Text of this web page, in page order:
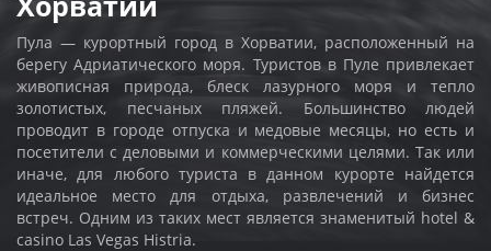
Пула — курортный город в Хорватии, расположенный на
берегу Адриатического моря. Туристов в Пуле привлекает
живописная природа, блеск лазурного моря и тепло
золотистых, песчаных пляжей. Большинство людей
проводит в городе отпуска и медовые месяцы, но есть и
посетители с деловыми и коммерческими целями. Так или
иначе, для любого туриста в данном курорте найдется
идеальное место для отдыха, развлечений и бизнес
встреч. Одним из таких мест является знаменитый hotel &
casino Las Vegas Histria.